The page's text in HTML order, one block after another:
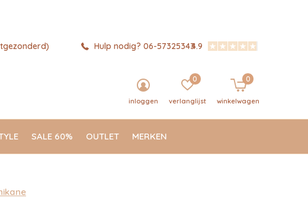
SALE 60% OUTLET MERKEN
inloggen verlanglijst
0
winkelwagen
0
Hulp nodig? 06-573253434.9